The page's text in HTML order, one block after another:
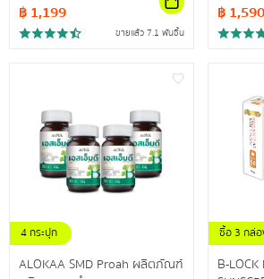
฿1,199
ขายแล้ว 7.1 พันชิ้น
฿1,590
4 กระปุก
ALOKAA SMD Proah ผลิตภัณฑ์
ซื้อ 3 กล่
(30 g)
B-LOCK